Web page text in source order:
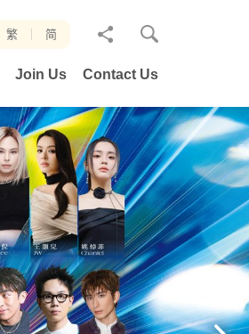
繁 简
分
Join Us Contact Us